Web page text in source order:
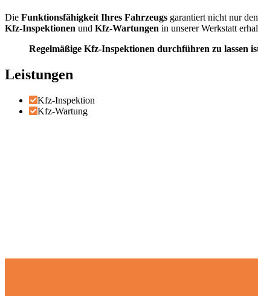
Die Funktionsfähigkeit Ihres Fahrzeugs garantiert nicht nur
Kfz-Inspektionen und Kfz-Wartungen in unserer Werkstatt
Regelmäßige Kfz-Inspektionen durchführen zu lassen
Leistungen
Kfz-Inspektion
Kfz-Wartung